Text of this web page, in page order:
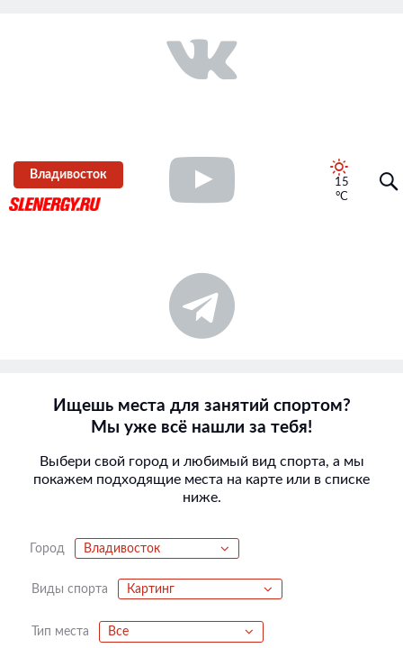
Владивосток
15
°C
Ищешь места для занятий спортом?
Мы уже всё нашли за тебя!
Выбери свой город и любимый вид спорта, а мы
покажем подходящие места на карте или в списке
ниже.
Город Владивосток
Виды спорта Картинг
Тип места Все